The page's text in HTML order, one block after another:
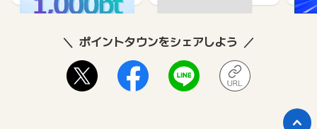
ポイントタウンをシェアしよう